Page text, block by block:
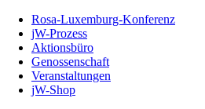
Inhalt
Seite
Rosa-Luxemburg-Konferenz
jW-Prozess
Aktionsbüro
Genossenschaft
Veranstaltungen
jW-Shop